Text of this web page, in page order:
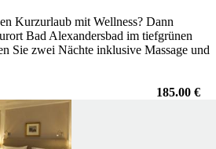
Kurzurlaub mit Wellness? Dann
Bad Alexandersbad im tiefgrünen
Sie zwei Nächte inklusive Massage und
185.00 €